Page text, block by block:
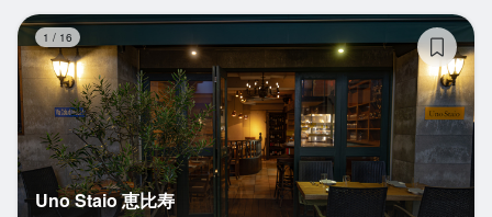
1 / 16
Uno Staio 恵比寿